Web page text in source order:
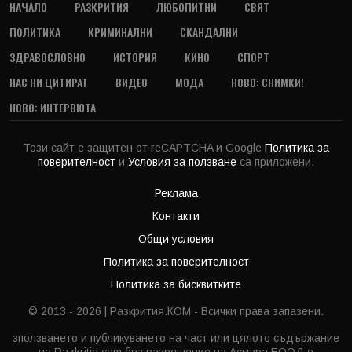
НАЧАЛО РАЗКРИТИЯ ЛЮБОПИТНИ
СВЯТ
ПОЛИТИКА
КРИМИНАЛНИ
СКАНДАЛНИ
ЗДРАВОСЛОВНО
ИСТОРИЯ КИНО
СПОРТ
НАС НИ ЦИТИРАТ
ВИДЕО МОДА
НОВО: СНИМКИ!
НОВО: ИНТЕРВЮТА
Този сайт е защитен от reCAPTCHA и Google Политика за
поверителност и Условия за ползване са приложени.
Реклама
Контакти
Общи условия
Политика за поверителност
Политика за бисквитките
© 2013 - 2026 | Разкрития.КОМ - Всички права запазени.
зползването и публикуването на част или цялото съдържание